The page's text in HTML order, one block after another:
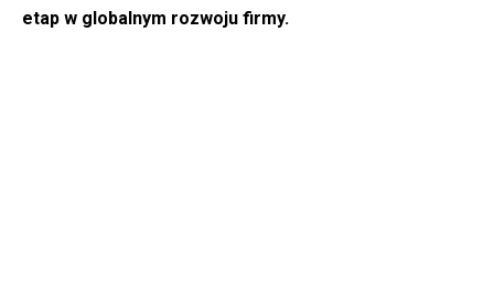
etap w globalnym rozwoju firmy.